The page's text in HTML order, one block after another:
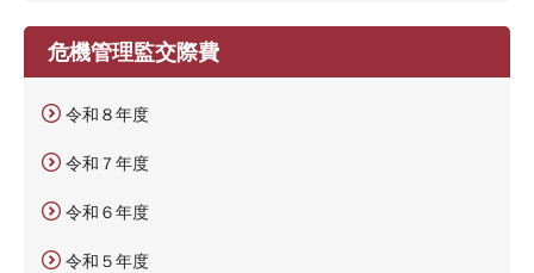
危機管理監交際費
令和８年度
令和７年度
令和６年度
令和５年度